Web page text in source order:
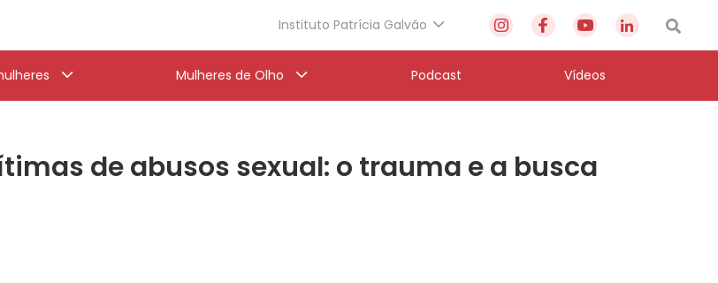
Instituto Patrícia Galvão
Mulheres de Olho Podcast Vídeos
de abusos sexual: o trauma e a busca